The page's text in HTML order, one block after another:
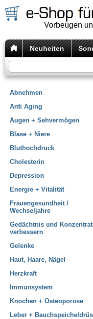
Vorbeugen
Neuheiten
Abnehmen
Anti Aging
Augen + Sehvermögen
Blase + Niere
Bluthochdruck
Cholesterin
Depression
Energie + Vitalität
Frauengesundheit /
Wechseljahre
Gedächtnis und
verbessern
Gelenke
Haut, Haare, Nägel
Herzkraft
Immunsystem
Knochen + Osteoporose
Leber +